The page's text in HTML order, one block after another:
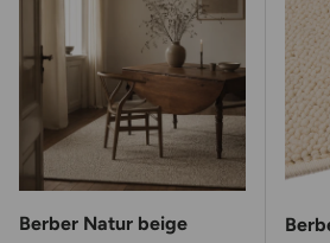
Berber Natur beige